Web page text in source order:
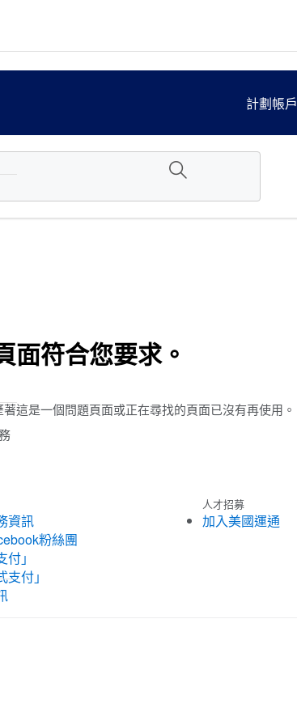
計劃帳戶
面符合您要求。
這是一個問題頁面或正在尋找的頁面已沒有再使用。
資訊
粉絲團
」
付」
人才招募
加入美國運通